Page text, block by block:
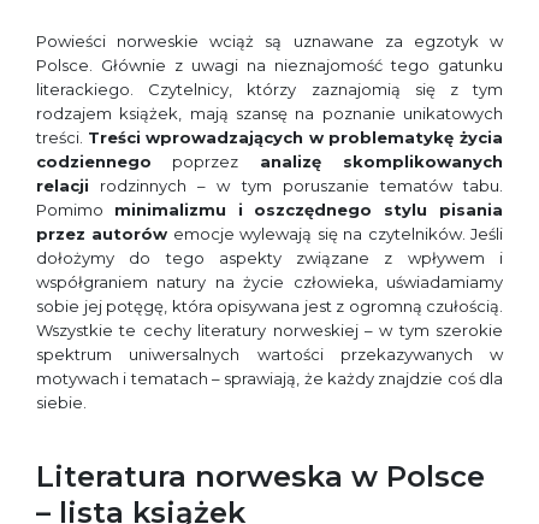
Powieści norweskie wciąż są uznawane za egzotyk w
Polsce. Głównie z uwagi na nieznajomość tego gatunku
literackiego. Czytelnicy, którzy zaznajomią się z tym
rodzajem książek, mają szansę na poznanie unikatowych
treści. Treści wprowadzających w problematykę życia
codziennego poprzez analizę skomplikowanych
relacji rodzinnych – w tym poruszanie tematów tabu.
Pomimo minimalizmu i oszczędnego stylu pisania
przez autorów emocje wylewają się na czytelników. Jeśli
dołożymy do tego aspekty związane z wpływem i
współgraniem natury na życie człowieka, uświadamiamy
sobie jej potęgę, która opisywana jest z ogromną czułością.
Wszystkie te cechy literatury norweskiej – w tym szerokie
spektrum uniwersalnych wartości przekazywanych w
motywach i tematach – sprawiają, że każdy znajdzie coś dla
siebie.
Literatura norweska w Polsce
– lista książek